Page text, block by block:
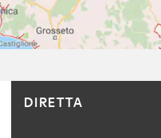
DIRETTA